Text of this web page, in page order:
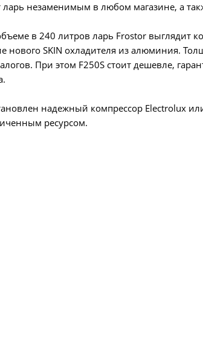
ларь незаменимым в любом магазине, а
в 240 литров ларь Frostor выглядит
нового SKIN охладителя из алюминия.
При этом F250S стоит дешевле,
надежный компрессор Electrolux
ресурсом.